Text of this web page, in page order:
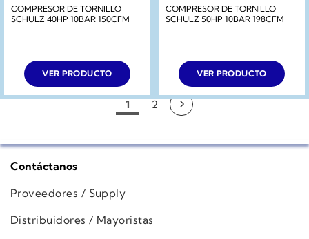
COMPRESOR DE TORNILLO
SCHULZ 40HP 10BAR 150CFM
VER PRODUCTO
COMPRESOR DE TORNILLO
SCHULZ 50HP 10BAR 198CFM
VER PRODUCTO
1 2
Contáctanos
Proveedores / Supply
Distribuidores / Mayoristas